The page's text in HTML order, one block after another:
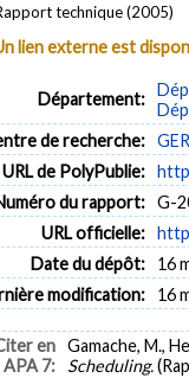
technique (2005)
lien externe est
Département:
de recherche:
URL de PolyPublie:
du rapport: G-
URL officielle:
Date du dépôt:
16
modification:
16
en
APA 7:
Gamache, M.,
Scheduling.